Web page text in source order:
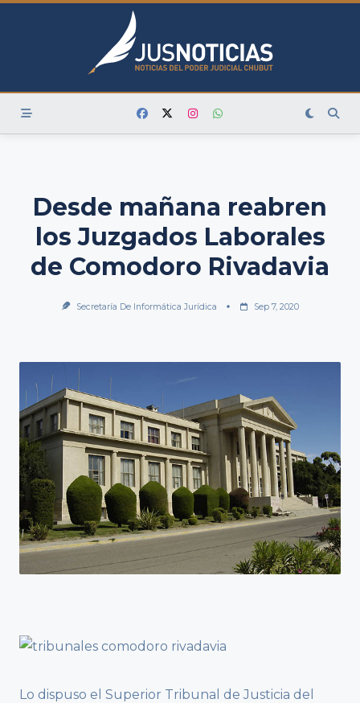
Skip
Desde mañana reabren
los Juzgados Laborales
de Comodoro Rivadavia
Secretaría De Informática Jurídica Sep 7, 2020
Lo dispuso el Superior Tribunal de Justicia del